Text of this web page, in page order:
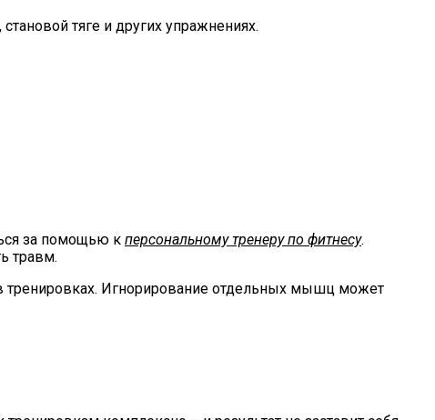
тяге и других упражнениях.
за помощью к персональному тренеру по фитнесу.
травм.
тренировках. Игнорирование отдельных мышц может